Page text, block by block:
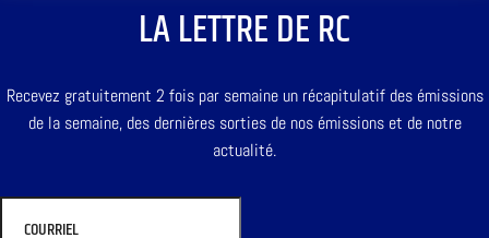
LA LETTRE DE RC
Recevez gratuitement 2 fois par semaine un récapitulatif des émissions
de la semaine, des dernières sorties de nos émissions et de notre
actualité.